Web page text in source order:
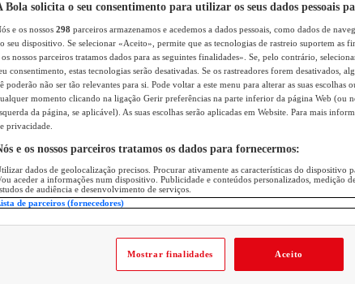
Bola solicita o seu consentimento para utilizar os seus dados pessoais
e os nossos 298 parceiros armazenamos e acedemos a dados pessoais, como dados de
seu dispositivo. Se selecionar «Aceito», permite que as tecnologias de rastreio suportem as
os nossos parceiros tratamos dados para as seguintes finalidades». Se, pelo contrário,
consentimento, estas tecnologias serão desativadas. Se os rastreadores forem desativados,
poderão não ser tão relevantes para si. Pode voltar a este menu para alterar as suas escolhas
momento clicando na ligação Gerir preferências na parte inferior da página Web (ou
da página, se aplicável). As suas escolhas serão aplicadas em Website. Para mais
privacidade.
e os nossos parceiros tratamos os dados para fornecermos:
dados de geolocalização precisos. Procurar ativamente as características do dispositivo
ou aceder a informações num dispositivo. Publicidade e conteúdos personalizados, medição
de audiência e desenvolvimento de serviços.
de parceiros (fornecedores)
Mostrar finalidades Aceito